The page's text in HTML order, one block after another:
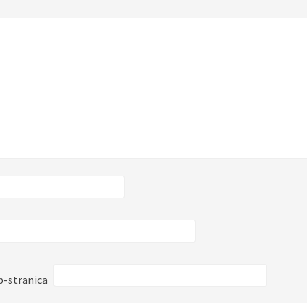
stranica